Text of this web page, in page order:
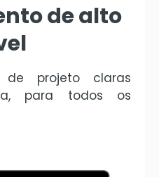
de alto
de projeto claras
para todos os